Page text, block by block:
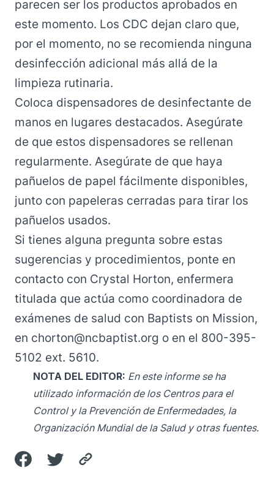
parecen ser los productos aprobados en
este momento. Los CDC dejan claro que,
por el momento, no se recomienda ninguna
desinfección adicional más allá de la
limpieza rutinaria.
Coloca dispensadores de desinfectante de
manos en lugares destacados. Asegúrate
de que estos dispensadores se rellenan
regularmente. Asegúrate de que haya
pañuelos de papel fácilmente disponibles,
junto con papeleras cerradas para tirar los
pañuelos usados.
Si tienes alguna pregunta sobre estas
sugerencias y procedimientos, ponte en
contacto con Crystal Horton, enfermera
titulada que actúa como coordinadora de
exámenes de salud con Baptists on Mission,
en chorton@ncbaptist.org o en el 800-395-
5102 ext. 5610.
NOTA DEL EDITOR: En este informe se ha
utilizado información de los Centros para el
Control y la Prevención de Enfermedades, la
Organización Mundial de la Salud y otras fuentes.